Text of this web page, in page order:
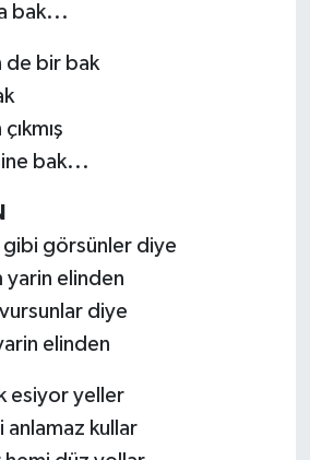
bak...
de bir bak
bak...
gibi görsünler diye
yarin elinden
diye
elinden
esiyor yeller
anlamaz kullar